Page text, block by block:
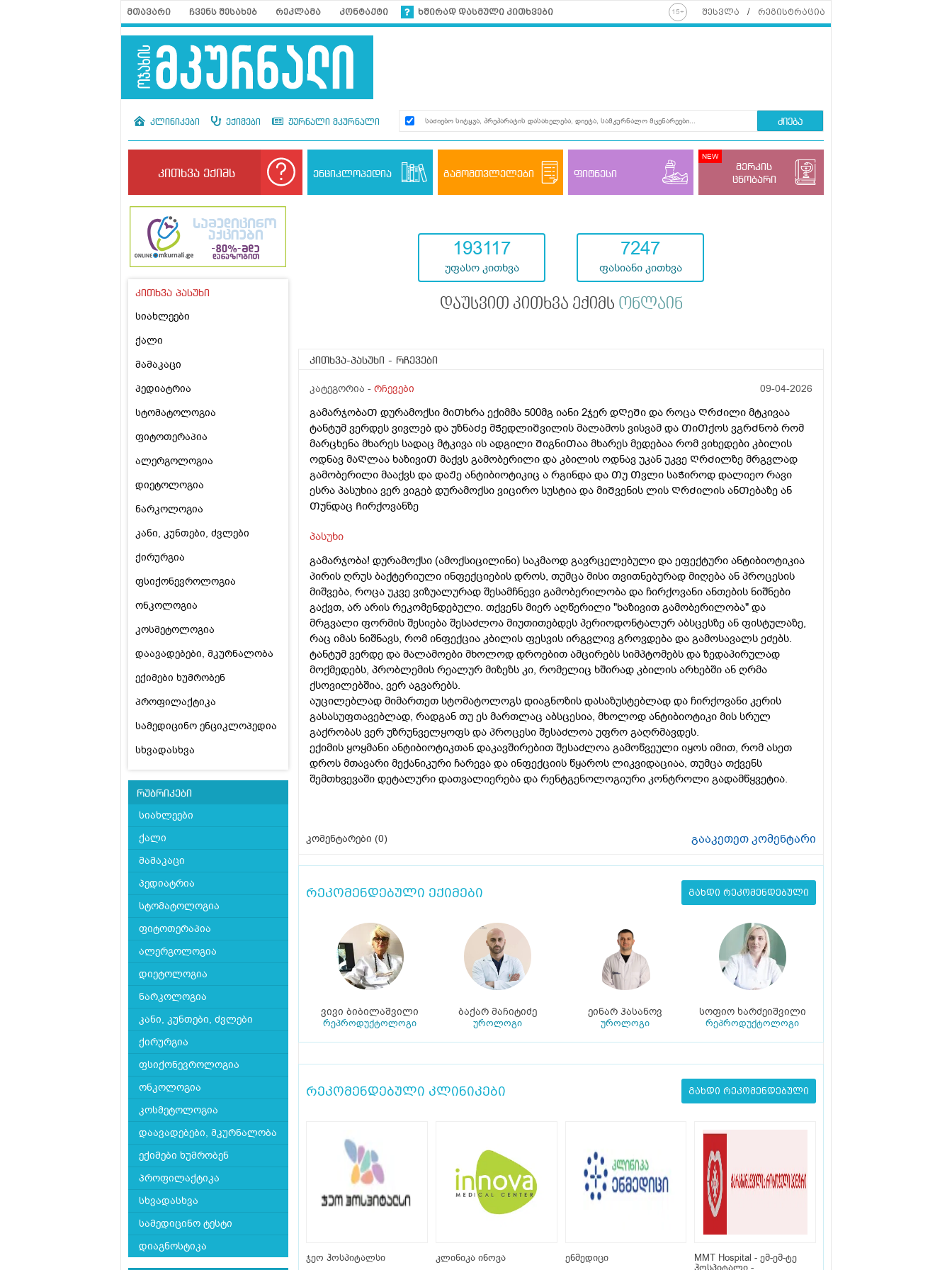
მთავარი ჩვენს შესახებ რეკლამა კონტაქტი ხშირად დასმული კითხვები შესვლა რეგისტრაცია
კლინიკები ექიმები ჟურნალი მკურნალი ძიება
კითხვა ექიმს ენციკლოპედია გამომთვლელები ფიტნესი
მერკის
ცნობარი
კითხვა პასუხი
სიახლეები
ქალი
მამაკაცი
პედიატრია
სტომატოლოგია
ფიტოთერაპია
ალერგოლოგია
დიეტოლოგია
ნარკოლოგია
კანი, კუნთები, ძვლები
ქირურგია
ფსიქონევროლოგია
ონკოლოგია
კოსმეტოლოგია
დაავადებები, მკურნალობა
ექიმები ხუმრობენ
პროფილაქტიკა
სამედიცინო ენციკლოპედია
სხვადასხვა
რუბრიკები
სიახლეები
ქალი
მამაკაცი
პედიატრია
სტომატოლოგია
ფიტოთერაპია
ალერგოლოგია
დიეტოლოგია
ნარკოლოგია
კანი, კუნთები, ძვლები
ქირურგია
ფსიქონევროლოგია
ონკოლოგია
კოსმეტოლოგია
დაავადებები, მკურნალობა
ექიმები ხუმრობენ
პროფილაქტიკა
სხვადასხვა
სამედიცინო ტესტი
დიაგნოსტიკა
193117
უფასო კითხვა
7247
ფასიანი კითხვა
დაუსვით კითხვა ექიმს ონლაინ
კითხვა-პასუხი - რჩევები
კატეგორია - რჩევები 09-04-2026
გამარჯობაᲗ დურამოქსი მიᲗხრა ექიმმა 500მგ იანი 2ჯერ დᲦეᲨი და როცა ᲦრᲫილი მტკივაა
ტანტუმ ვერდეს ვივლებ და უზნაᲫე მᲭედლიᲨვილის მალამოს ვისვამ და ᲗიᲗქოს ვგრᲫნობ რომ
მარცხენა მხარეს სადაც მტკივა ის ადგილი ᲨიგნიᲗაა მხარეს მედებაა რომ ვიხედები კბილის
ოდნავ მაᲦლაა ხაზივიᲗ მაქვს გამობერილი და კბილის ოდნავ უკან უკვე ᲦრᲫილზე მრგვლად
გამობერილი მააქვს და დაᲟე ანტიბიოტიკიც ა რგინდა და Თუ Თვლი საᲭიროდ დალიეო რავი
ესრა პასუხია ვერ ვიგებ დურამოქსი ვიცირო სუსტია და მიᲨვენის ლის ᲦრᲫილის ანᲗებაზე ან
Თუნდაც Ჩირქოვანზე
პასუხი
გამარჯობა! დურამოქსი (ამოქსიცილინი) საკმაოდ გავრცელებული და ეფექტური ანტიბიოტიკია
პირის ღრუს ბაქტერიული ინფექციების დროს, თუმცა მისი თვითნებურად მიღება ან პროცესის
მიშვება, როცა უკვე ვიზუალურად შესამჩნევი გამობერილობა და ჩირქოვანი ანთების ნიშნები
გაქვთ, არ არის რეკომენდებული. თქვენს მიერ აღწერილი "ხაზივით გამობერილობა" და
მრგვალი ფორმის შესიება შესაძლოა მიუთითებდეს პერიოდონტალურ აბსცესზე ან ფისტულაზე,
რაც იმას ნიშნავს, რომ ინფექცია კბილის ფესვის ირგვლივ გროვდება და გამოსავალს ეძებს.
ტანტუმ ვერდე და მალამოები მხოლოდ დროებით ამცირებს სიმპტომებს და ზედაპირულად
მოქმედებს, პრობლემის რეალურ მიზეზს კი, რომელიც ხშირად კბილის არხებში ან ღრმა
ქსოვილებშია, ვერ აგვარებს.
აუცილებლად მიმართეთ სტომატოლოგს დიაგნოზის დასაზუსტებლად და ჩირქოვანი კერის
გასასუფთავებლად, რადგან თუ ეს მართლაც აბსცესია, მხოლოდ ანტიბიოტიკი მის სრულ
გაქრობას ვერ უზრუნველყოფს და პროცესი შესაძლოა უფრო გაღრმავდეს.
ექიმის ყოყმანი ანტიბიოტიკთან დაკავშირებით შესაძლოა გამოწვეული იყოს იმით, რომ ასეთ
დროს მთავარი მექანიკური ჩარევა და ინფექციის წყაროს ლიკვიდაციაა, თუმცა თქვენს
შემთხვევაში დეტალური დათვალიერება და რენტგენოლოგიური კონტროლი გადამწყვეტია.
კომენტარები (0) გააკეთეთ კომენტარი
რეკომენდებული ექიმები გახდი რეკომენდებული
ვივი ბიბილაშვილი
რეპროდუქტოლოგი
ბაქარ მაჩიტიძე
უროლოგი
ეინარ ჰასანოვ
უროლოგი
სოფიო ხარძეიშვილი
რეპროდუქტოლოგი
რეკომენდებული კლინიკები გახდი რეკომენდებული
ჯეო ჰოსპიტალსი კლინიკა ინოვა ენმედიცი
MMT Hospital - ემ-ემ-ტე
ჰოსპიტალი -